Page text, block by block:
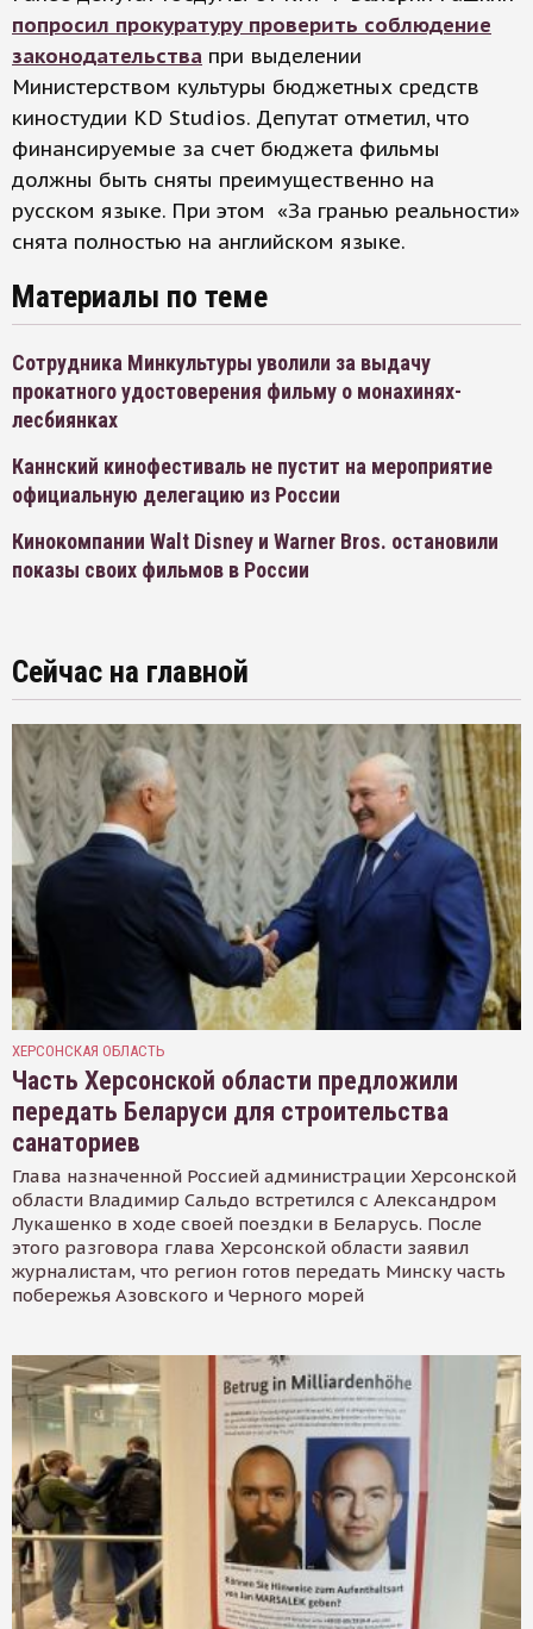
попросил прокуратуру проверить соблюдение
законодательства при выделении
Министерством культуры бюджетных средств
киностудии KD Studios. Депутат отметил, что
финансируемые за счет бюджета фильмы
должны быть сняты преимущественно на
русском языке. При этом «За гранью реальности»
снята полностью на английском языке.
Материалы по теме
Сотрудника Минкультуры уволили за выдачу
прокатного удостоверения фильму о монахинях-
лесбиянках
Каннский кинофестиваль не пустит на мероприятие
официальную делегацию из России
Кинокомпании Walt Disney и Warner Bros. остановили
показы своих фильмов в России
Сейчас на главной
ХЕРСОНСКАЯ ОБЛАСТЬ
Часть Херсонской области предложили
передать Беларуси для строительства
санаториев
Глава назначенной Россией администрации Херсонской
области Владимир Сальдо встретился с Александром
Лукашенко в ходе своей поездки в Беларусь. После
этого разговора глава Херсонской области заявил
журналистам, что регион готов передать Минску часть
побережья Азовского и Черного морей